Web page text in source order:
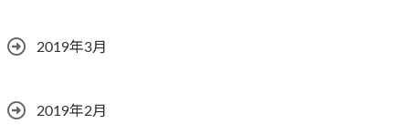
2019年3月
2019年2月